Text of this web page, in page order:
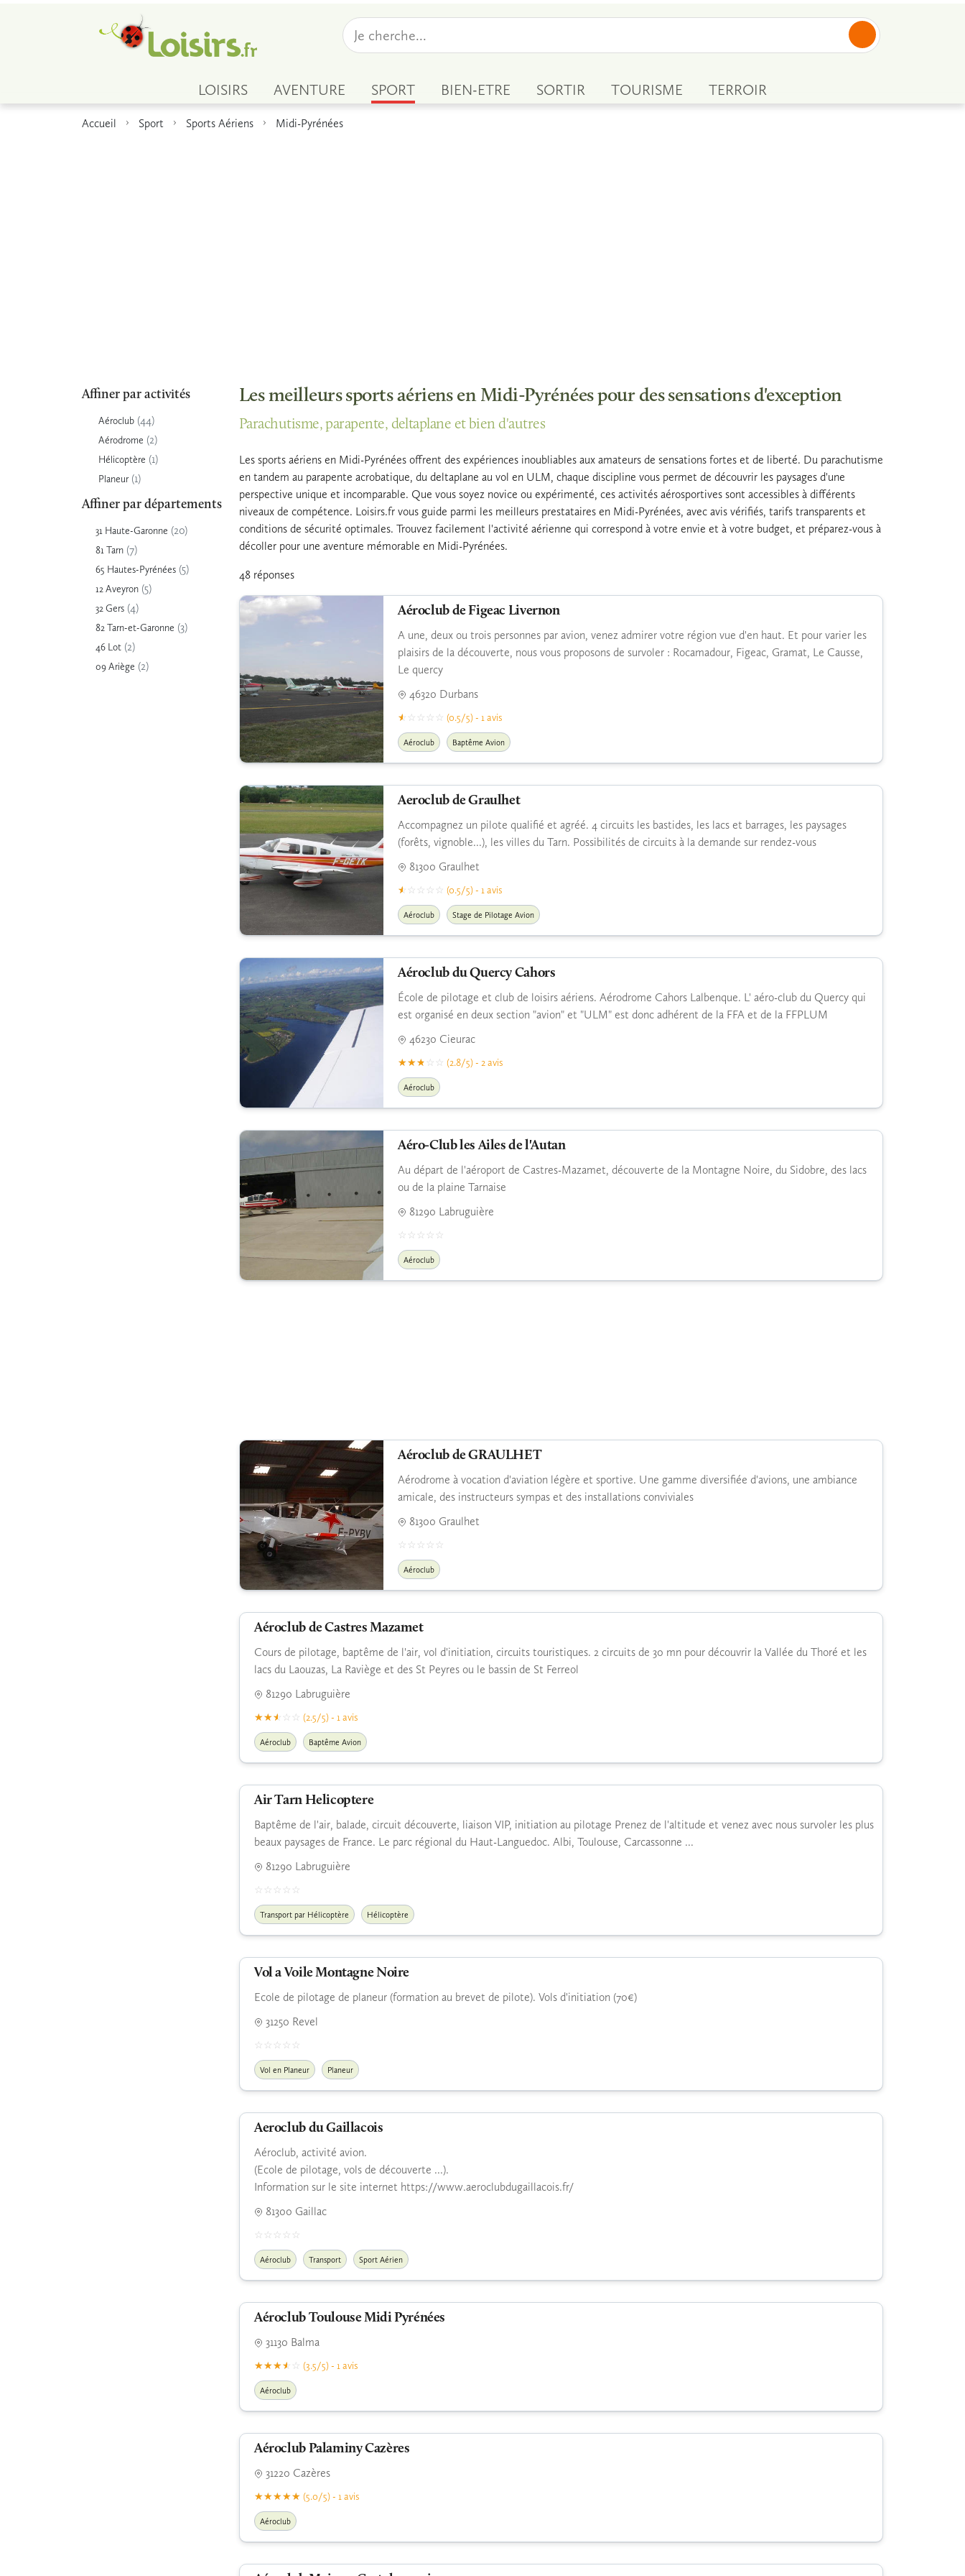
LOISIRS AVENTURE SPORT BIEN-ETRE SORTIR TOURISME TERROIR
Accueil Sport Sports Aériens Midi-Pyrénées
Affiner par activités
Aéroclub (44)
Aérodrome (2)
Hélicoptère (1)
Planeur(1)
Affiner par départements
31 Haute-Garonne (20)
81 Tarn (7)
65 Hautes-Pyrénées (5)
12 Aveyron (5)
32 Gers (4)
82 Tarn-et-Garonne (3)
46 Lot (2)
09 Ariège (2)
Les meilleurs sports aériens en Midi-Pyrénées pour des sensations d'exception
Parachutisme, parapente, deltaplane et bien d'autres
Les sports aériens en Midi-Pyrénées offrent des expériences inoubliables aux amateurs de sensations fortes et de liberté. Du parachutisme
en tandem au parapente acrobatique, du deltaplane au vol en ULM, chaque discipline vous permet de découvrir les paysages d'une
perspective unique et incomparable. Que vous soyez novice ou expérimenté, ces activités aérosportives sont accessibles à différents
niveaux de compétence. Loisirs.fr vous guide parmi les meilleurs prestataires en Midi-Pyrénées, avec avis vérifiés, tarifs transparents et
conditions de sécurité optimales. Trouvez facilement l'activité aérienne qui correspond à votre envie et à votre budget, et préparez-vous à
décoller pour une aventure mémorable en Midi-Pyrénées.
48 réponses
Aéroclub de Figeac Livernon
A une, deux ou trois personnes par avion, venez admirer votre région vue d'en haut. Et pour varier les
plaisirs de la découverte, nous vous proposons de survoler : Rocamadour, Figeac, Gramat, Le Causse,
Le quercy
46320 Durbans
(0.5/5) - 1 avis
Aéroclub Baptême Avion
Aeroclub de Graulhet
Accompagnez un pilote qualifié et agréé. 4 circuits les bastides, les lacs et barrages, les paysages
(forêts, vignoble...), les villes du Tarn. Possibilités de circuits à la demande sur rendez-vous
81300 Graulhet
(0.5/5) - 1 avis
Aéroclub Stage de Pilotage Avion
Aéroclub du Quercy Cahors
École de pilotage et club de loisirs aériens. Aérodrome Cahors Lalbenque. L' aéro-club du Quercy qui
est organisé en deux section "avion" et "ULM" est donc adhérent de la FFA et de la FFPLUM
46230 Cieurac
(2.8/5) - 2 avis
Aéroclub
Aéro-Club les Ailes de l'Autan
Au départ de l'aéroport de Castres-Mazamet, découverte de la Montagne Noire, du Sidobre, des lacs
ou de la plaine Tarnaise
81290 Labruguière
Aéroclub
Aéroclub de GRAULHET
Aérodrome à vocation d'aviation légère et sportive. Une gamme diversifiée d'avions, une ambiance
amicale, des instructeurs sympas et des installations conviviales
81300 Graulhet
Aéroclub
Aéroclub de Castres Mazamet
Cours de pilotage, baptême de l'air, vol d'initiation, circuits touristiques. 2 circuits de 30 mn pour découvrir la Vallée du Thoré et les
lacs du Laouzas, La Raviège et des St Peyres ou le bassin de St Ferreol
81290 Labruguière
(2.5/5) - 1 avis
Aéroclub Baptême Avion
Air Tarn Helicoptere
Baptême de l'air, balade, circuit découverte, liaison VIP, initiation au pilotage Prenez de l'altitude et venez avec nous survoler les plus
beaux paysages de France. Le parc régional du Haut-Languedoc. Albi, Toulouse, Carcassonne ...
81290 Labruguière
Transport par Hélicoptère Hélicoptère
Vol a Voile Montagne Noire
Ecole de pilotage de planeur (formation au brevet de pilote). Vols d'initiation (70€)
31250 Revel
Vol en Planeur Planeur
Aeroclub du Gaillacois
Aéroclub, activité avion.
(Ecole de pilotage, vols de découverte ...).
Information sur le site internet https://www.aeroclubdugaillacois.fr/
81300 Gaillac
Aéroclub Transport Sport Aérien
Aéroclub Toulouse Midi Pyrénées
31130 Balma
(3.5/5) - 1 avis
Aéroclub
Aéroclub Palaminy Cazères
31220 Cazères
(5.0/5) - 1 avis
Aéroclub